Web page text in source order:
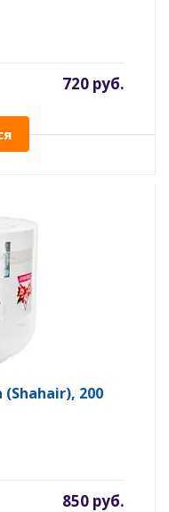
720 руб.
200
850 руб.